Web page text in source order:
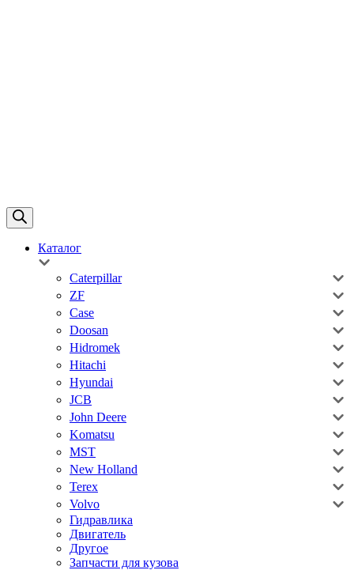
Каталог
Caterpillar
ZF
Case
Doosan
Hidromek
Hitachi
Hyundai
JCB
John Deere
Komatsu
MST
New Holland
Terex
Volvo
Гидравлика
Двигатель
Другое
Запчасти для кузова